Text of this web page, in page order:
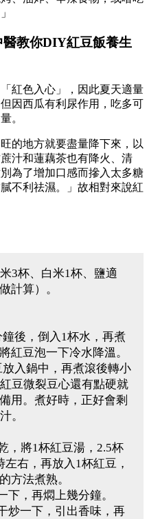
教你DIY紅豆飯養生
紅色入心」，因此夏天適量
因西瓜有利尿作用，吃多可
。
的地方就要盡量降下來，以
汁和蓮藕茶也有降火、清
為了增加口感而摻入太多糖
不利祛濕。」故相對來說紅
3杯、白米1杯、鹽適
計算）。
後，倒入1杯水，再煮
紅豆泡一下冷水降溫。
入鍋中，再煮滾後轉小
豆微裂豆心還有點硬就
用。煮好時，正好會剩
。
，將1杯紅豆湯，2.5杯
右，再放入1杯紅豆，
方法煮熟。
下，再燜上幾分鐘。
炒一下，引出香味，再